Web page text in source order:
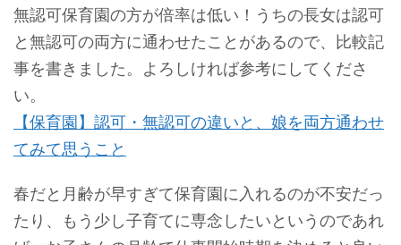
無認可保育園の方が倍率は低い！うちの長女は認可
と無認可の両方に通わせたことがあるので、比較記
事を書きました。よろしければ参考にしてくださ
い。
【保育園】認可・無認可の違いと、娘を両方通わせ
てみて思うこと
春だと月齢が早すぎて保育園に入れるのが不安だっ
たり、もう少し子育てに専念したいというのであれ